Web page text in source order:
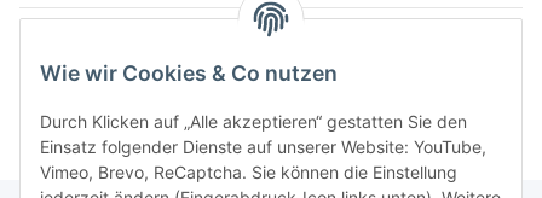
Wie wir Cookies & Co nutzen
Durch Klicken auf „Alle akzeptieren“ gestatten Sie den
Einsatz folgender Dienste auf unserer Website: YouTube,
Vimeo, Brevo, ReCaptcha. Sie können die Einstellung
Artikel 1 - 5 von 5